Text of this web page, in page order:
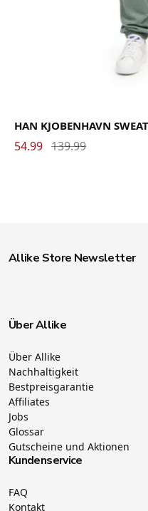
HAN KJOBENHAVN
54.99 139.99
Allike Store Newsletter
Über Allike
Über Allike
Nachhaltigkeit
Bestpreisgarantie
Affiliates
Jobs
Glossar
Gutscheine und Aktionen
Kundenservice
FAQ
Kontakt